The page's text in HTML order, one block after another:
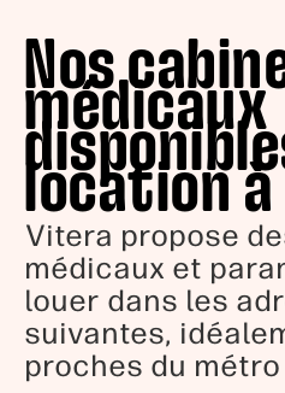
Nos
médicaux
location
Vitera propose
médicaux et
louer dans les
suivantes,
proches du métro